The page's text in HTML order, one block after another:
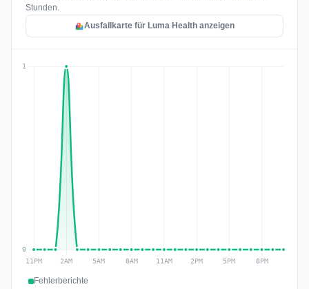
Stunden.
Ausfallkarte für Luma Health anzeigen
Fehlerberichte